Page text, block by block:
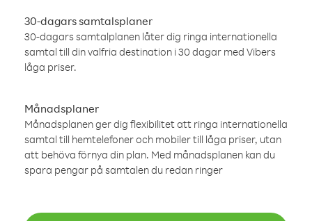
30-dagars samtalsplaner
30-dagars samtalplanen låter dig ringa internationella
samtal till din valfria destination i 30 dagar med Vibers
låga priser.
Månadsplaner
Månadsplanen ger dig flexibilitet att ringa internationella
samtal till hemtelefoner och mobiler till låga priser, utan
att behöva förnya din plan. Med månadsplanen kan du
spara pengar på samtalen du redan ringer